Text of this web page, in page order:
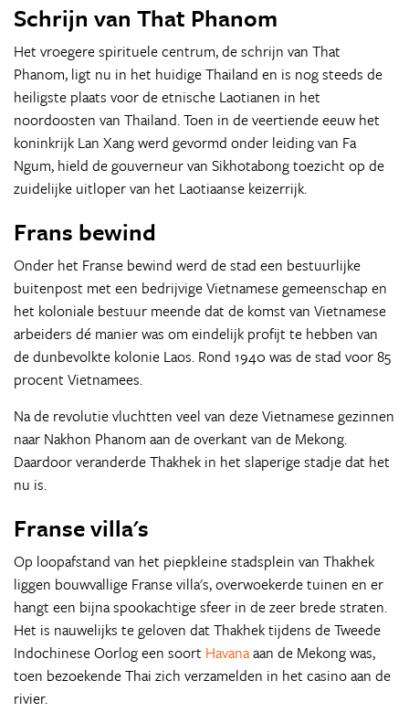
Schrijn van That Phanom
Het vroegere spirituele centrum, de schrijn van That
Phanom, ligt nu in het huidige Thailand en is nog steeds de
heiligste plaats voor de etnische Laotianen in het
noordoosten van Thailand. Toen in de veertiende eeuw het
koninkrijk Lan Xang werd gevormd onder leiding van Fa
Ngum, hield de gouverneur van Sikhotabong toezicht op de
zuidelijke uitloper van het Laotiaanse keizerrijk.
Frans bewind
Onder het Franse bewind werd de stad een bestuurlijke
buitenpost met een bedrijvige Vietnamese gemeenschap en
het koloniale bestuur meende dat de komst van Vietnamese
arbeiders dé manier was om eindelijk profijt te hebben van
de dunbevolkte kolonie Laos. Rond 1940 was de stad voor 85
procent Vietnamees.
Na de revolutie vluchtten veel van deze Vietnamese gezinnen
naar Nakhon Phanom aan de overkant van de Mekong.
Daardoor veranderde Thakhek in het slaperige stadje dat het
nu is.
Franse villa's
Op loopafstand van het piepkleine stadsplein van Thakhek
liggen bouwvallige Franse villa's, overwoekerde tuinen en er
hangt een bijna spookachtige sfeer in de zeer brede straten.
Het is nauwelijks te geloven dat Thakhek tijdens de Tweede
Indochinese Oorlog een soort Havanaaan de Mekong was,
toen bezoekende Thai zich verzamelden in het casino aan de
rivier.